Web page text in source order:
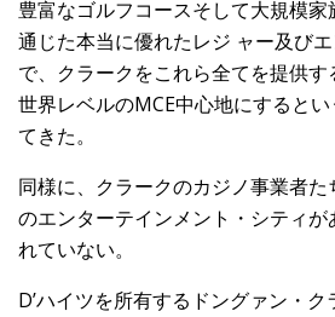
豊富なゴルフコースそして大規模
通じた本当に優れたレジ ャー及び
で、クラークをこれら全てを提供
世界レベルのMCE中心地にすると
てきた。
同様に、クラークのカジノ事業者
のエンターテインメント・シティ
れていない。
D’ハイツを所有するドングァン・